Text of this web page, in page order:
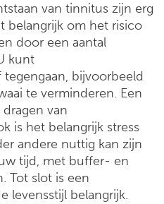
van tinnitus zijn erg
belangrijk om het risico
door een aantal
kunt
bijvoorbeeld
te verminderen. Een
van
is het belangrijk stress
andere nuttig kan zijn
tijd, met buffer- en
Tot slot is een
levensstijl belangrijk.